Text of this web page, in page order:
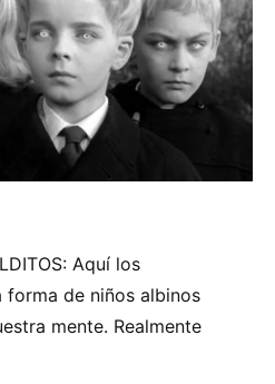
Aquí los
de niños albinos
mente. Realmente